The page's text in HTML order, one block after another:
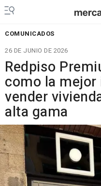
COMUNICADOS
26 DE JUNIO DE 2026
Redpiso
como la
vender
alta gama